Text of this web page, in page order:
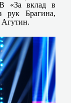
«За вклад в
рук Брагина,
Агутин.